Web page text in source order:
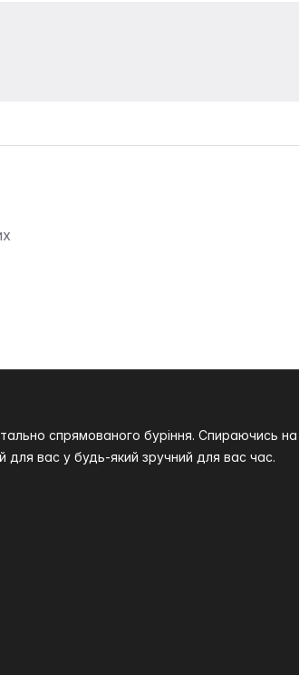
спрямованого буріння. Спираючись
для вас у будь-який зручний для вас час.